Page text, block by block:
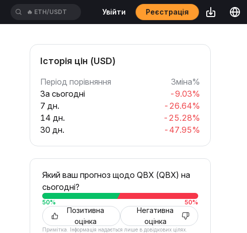
🔥 ETH/USDT Увійти Реєстрація
Історія цін (USD)
Період порівняння
Зміна%
За сьогодні
-9.03%
7 дн.
-26.64%
14 дн.
-25.28%
30 дн.
-47.95%
Який ваш прогноз щодо QBX (QBX) на
сьогодні?
50% 50%
Позитивна
оцінка
Негативна
оцінка
Примітка. Інформація надається лише в довідкових цілях.